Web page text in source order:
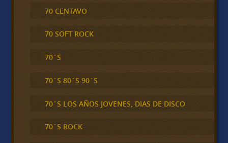
70 CENTAVO
70 SOFT ROCK
70´S
70´S 80´S 90´S
70´S LOS AÑOS JOVENES, DIAS DE DISCO
70´S ROCK